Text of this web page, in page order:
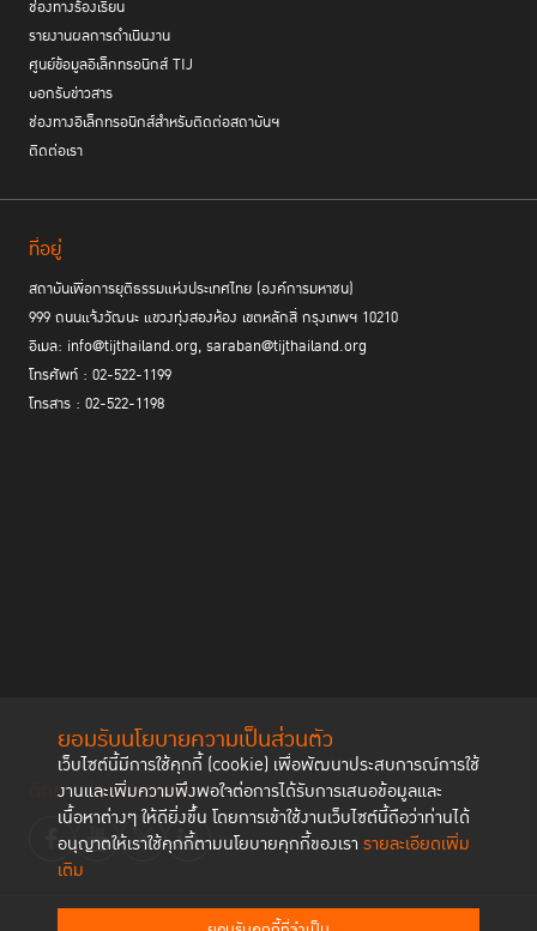
ยอมรับนโยบายความเป็นส่วนตัว
เว็บไซต์นี้มีการใช้คุกกี้ (cookie) เพื่อพัฒนาประสบการณ์การใช้
งานและเพิ่มความพึงพอใจต่อการได้รับการเสนอข้อมูลและ
เนื้อหาต่างๆ ให้ดียิ่งขึ้น โดยการเข้าใช้งานเว็บไซต์นี้ถือว่าท่านได้
อนุญาตให้เราใช้คุกกี้ตามนโยบายคุกกี้ของเรา รายละเอียดเพิ่ม
เติม
วงเสวนาสรุปข้อเสนอ โดยเรียกร้องให้
การเก็บข้อมูลระบบ Open Data ให้ทัดเทียมกับหลักสากล
นานาชาติที่มีความเชี่ยวชาญดูแลอยู่
มีช่องทางที่ปลอดภัยให้ร้องเรียน
แอปพลิเคชันที่เป็นช่องทางร้องเรียนได้อย่างปลอดภัย เช่น เฟสบุ๊กเพจต้องแฉ
เครื่องมือสู้โกงภาคประชาชน หรือ
สาธารณะอย่างพระราชบัญญัติคุ้มครองข้อมูลส่วนบุคคลที่ไม่ควรจะยกมาอ้าง
สังคม
ช่องทางร้องเรียน
รายงานผลการดำเนินงาน
ศูนย์ข้อมูลอิเล็กทรอนิกส์ TIJ
บอกรับข่าวสาร
ช่องทางอิเล็กทรอนิกส์สำหรับติดต่อสถาบันฯ
ติดต่อเรา
ที่อยู่
สถาบันเพื่อการยุติธรรมแห่งประเทศไทย (องค์การมหาชน)
999 ถนนแจ้งวัฒนะ แขวงทุ่งสองห้อง เขตหลักสี่ กรุงเทพฯ 10210
อีเมล: info@tijthailand.org, saraban@tijthailand.org
โทรศัพท์ : 02-522-1199
โทรสาร : 02-522-1198
ติดตามช่องทาง social